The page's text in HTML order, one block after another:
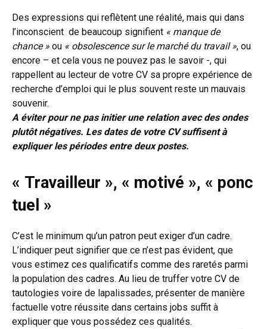
Des expressions qui reflètent une réalité, mais qui dans
l’inconscient de beaucoup signifient « manque de
chance » ou « obsolescence sur le marché du travail », ou
encore – et cela vous ne pouvez pas le savoir -, qui
rappellent au lecteur de votre CV sa propre expérience de
recherche d’emploi qui le plus souvent reste un mauvais
souvenir.
A éviter pour ne pas initier une relation avec des ondes
plutôt négatives. Les dates de votre CV suffisent à
expliquer les périodes entre deux postes.
« Travailleur », « motivé », « ponc
tuel »
C’est le minimum qu’un patron peut exiger d’un cadre.
L’indiquer peut signifier que ce n’est pas évident, que
vous estimez ces qualificatifs comme des raretés parmi
la population des cadres. Au lieu de truffer votre CV de
tautologies voire de lapalissades, présenter de manière
factuelle votre réussite dans certains jobs suffit à
expliquer que vous possédez ces qualités.